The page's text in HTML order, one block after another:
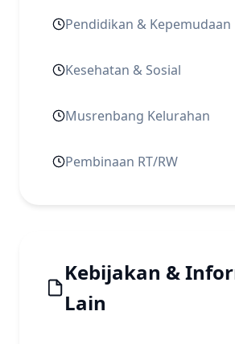
Pendidikan & Kepemudaan
Kesehatan & Sosial
Musrenbang Kelurahan
Pembinaan RT/RW
Kebijakan &
Lain